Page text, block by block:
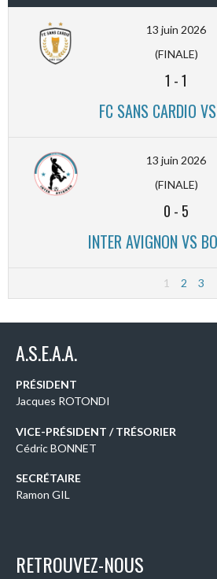
13 juin 2026
(FINALE)
1 -1
FC SANS CARDIO
13 juin 2026
(FINALE)
0 - 5
INTER AVIGNON VS
1 2 3
A.S.E.A.A.
PRÉSIDENT
Jacques ROTONDI
VICE-PRÉSIDENT / TRÉSORIER
Cédric BONNET
SECRÉTAIRE
Ramon GIL
RETROUVEZ-NOUS